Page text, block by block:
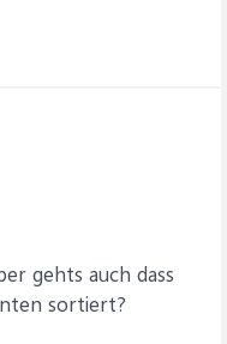
gehts auch dass
sortiert?